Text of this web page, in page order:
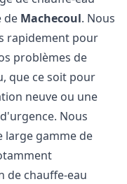
de Machecoul. Nous
rapidement pour
problèmes de
que ce soit pour
neuve ou une
Nous
large gamme de
de chauffe-eau